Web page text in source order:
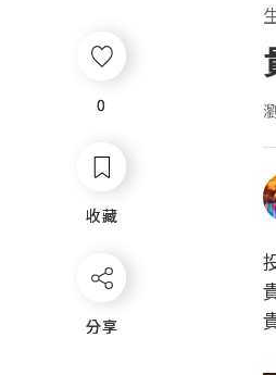
0
收藏
分享
0
收藏
分享